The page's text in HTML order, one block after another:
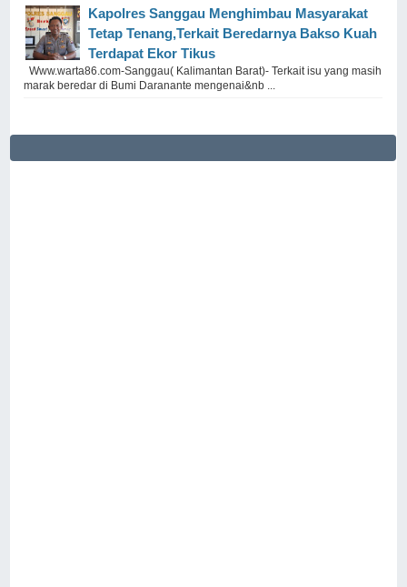
Kapolres Sanggau Menghimbau Masyarakat
Tetap Tenang,Terkait Beredarnya Bakso Kuah
Terdapat Ekor Tikus
Www.warta86.com-Sanggau( Kalimantan Barat)- Terkait isu yang masih
marak beredar di Bumi Daranante mengenai&nb ...